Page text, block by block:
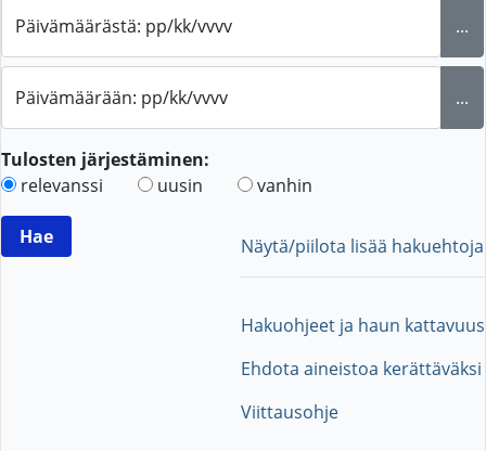
Päivämäärästä: pp/kk/vvvv ...
Päivämäärään: pp/kk/vvvv ...
Tulosten järjestäminen:
relevanssi
uusin vanhin
Näytä/piilota lisää hakuehtoja
Hakuohjeet ja haun kattavuus
Ehdota aineistoa kerättäväksi
Viittausohje